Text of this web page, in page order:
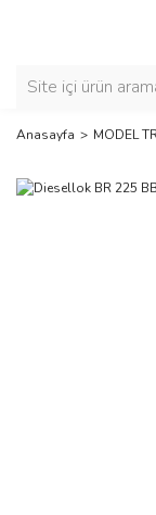
Anasayfa MODEL